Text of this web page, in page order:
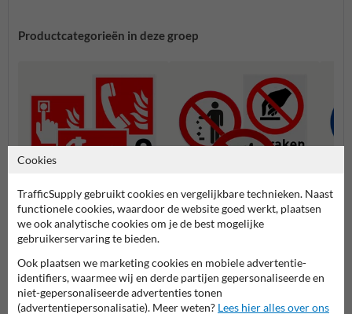
Productcategorieën in deze groep
Brand pictogrammen Verbodspictogrammen
Veiligheidspictogrammen
Cookies
TrafficSupply gebruikt cookies en vergelijkbare technieken. Naast
functionele cookies, waardoor de website goed werkt, plaatsen
we ook analytische cookies om je de best mogelijke
gebruikerservaring te bieden.
Ook plaatsen we marketing cookies en mobiele advertentie-
identifiers, waarmee wij en derde partijen gepersonaliseerde en
niet-gepersonaliseerde advertenties tonen
(advertentiepersonalisatie). Meer weten? Lees hier alles over ons